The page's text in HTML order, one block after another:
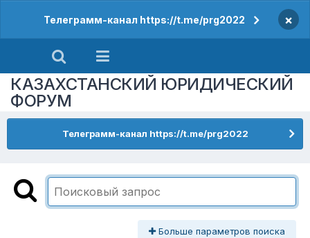
Телеграмм-канал https://t.me/prg2022 ×
КАЗАХСТАНСКИЙ ЮРИДИЧЕСКИЙ
ФОРУМ
Телеграмм-канал https://t.me/prg2022
Больше параметров поиска